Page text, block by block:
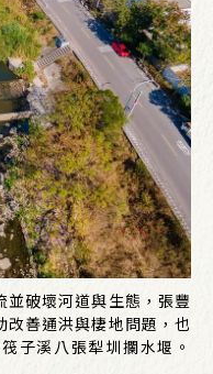
破壞河道與生態，張豐
善通洪與棲地問題，也
子溪八張犁圳攔水堰。